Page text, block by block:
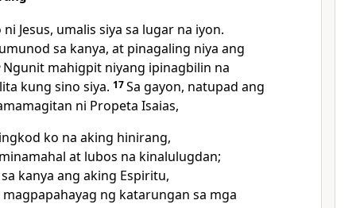
Jesus, umalis siya sa lugar na iyon.
sa kanya, at pinagaling niya ang
Ngunit mahigpit niyang ipinagbilin na
kung sino siya. 17Sa gayon, natupad ang
ni Propeta Isaias,
ko na aking hinirang,
at lubos na kinalulugdan;
kanya ang aking Espiritu,
magpapahayag ng katarungan sa mga